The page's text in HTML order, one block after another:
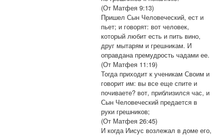
(От Матфея 9:13)
Пришел Сын Человеческий, ест и
пьет; и говорят: вот человек,
который любит есть и пить вино,
друг мытарям и грешникам. И
оправдана премудрость чадами ее.
(От Матфея 11:19)
Тогда приходит к ученикам Своим и
говорит им: вы все еще спите и
почиваете? вот, приблизился час, и
Сын Человеческий предается в
руки грешников;
(От Матфея 26:45)
И когда Иисус возлежал в доме его,